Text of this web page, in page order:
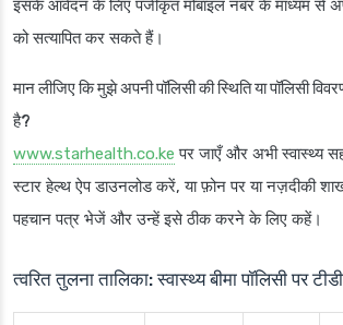
इसके आवेदन के लिए पंजीकृत मोबाइल नंबर के माध्यम से
को सत्यापित कर सकते हैं।
मान लीजिए कि मुझे अपनी पॉलिसी की स्थिति या पॉलिसी
है?
www.starhealth.co.ke पर जाएँ और अभी स्वास्थ्य
स्टार हेल्थ ऐप डाउनलोड करें, या फ़ोन पर या नज़दीकी
पहचान पत्र भेजें और उन्हें इसे ठीक करने के लिए कहें।
त्वरित तुलना तालिका: स्वास्थ्य बीमा पॉलिसी पर